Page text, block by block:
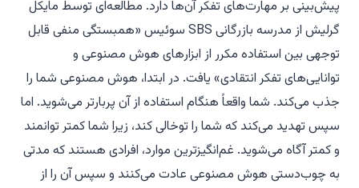
پیش‌بینی بر مهارت‌های تفکر آن‌ها دارد. مطالعه‌ای توسط مایکل
گرلیش از مدرسه بازرگانی SBS سوئیس «همبستگی منفی قابل
توجهی بین استفاده مکرر از ابزارهای هوش مصنوعی و
توانایی‌های تفکر انتقادی» یافت. در ابتدا، هوش مصنوعی شما را
جذب می‌کند. شما واقعاً هنگام استفاده از آن پربارتر می‌شوید. اما
سپس تهدید می‌کند که شما را توخالی کند، زیرا شما کمتر توانمند
و کمتر آگاه می‌شوید. غم‌انگیزترین موارد، افرادی هستند که مدتی
به چوب‌دستی هوش مصنوعی عادت می‌کنند و سپس آن را از